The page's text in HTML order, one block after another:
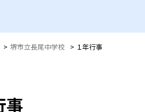
> 堺市立長尾中学校 > １年行事
事